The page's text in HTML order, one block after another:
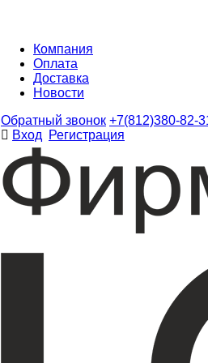
Компания
Оплата
Доставка
Новости
Обратный звонок +7(812)380-82-
Вход
Регистрация